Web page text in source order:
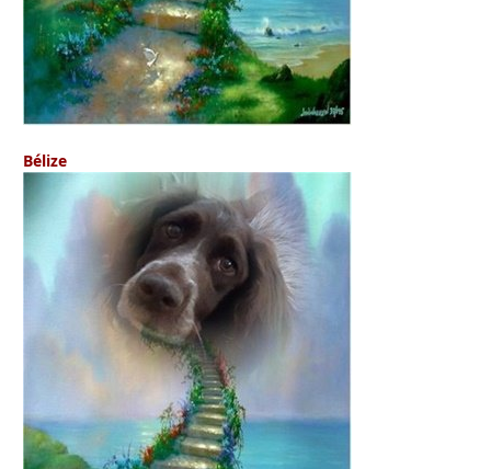
Bélize